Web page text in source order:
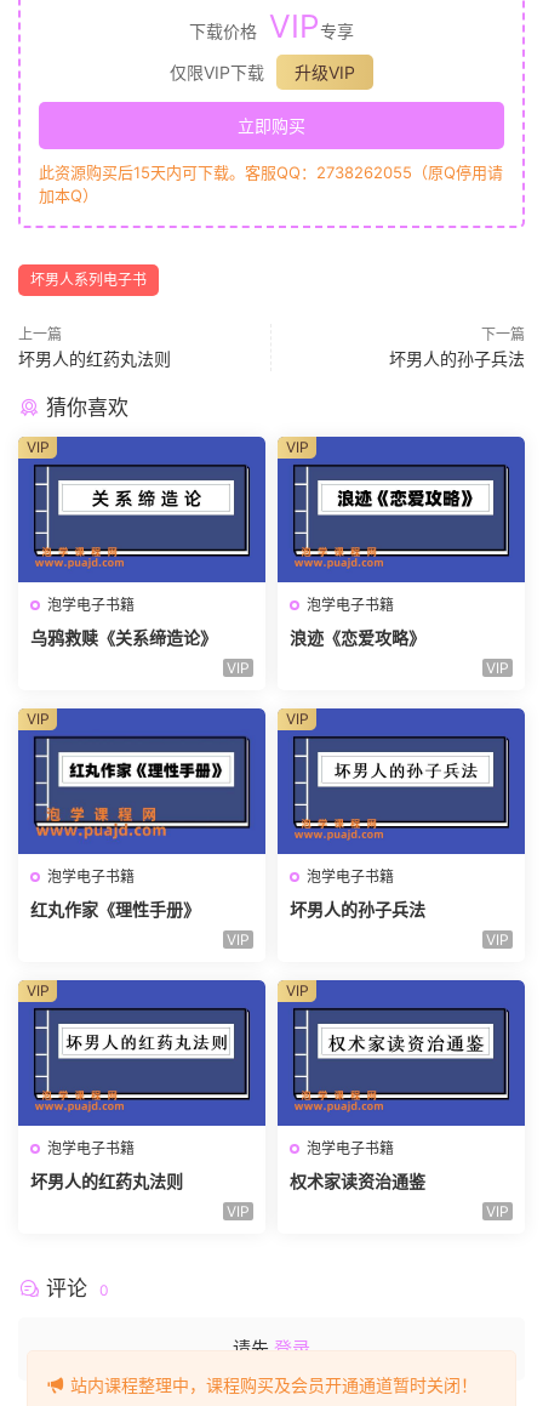
下载价格 VIP专享
仅限VIP下载
升级VIP
立即购买
此资源购买后15天内可下载。客服QQ：2738262055（原Q停用请
加本Q）
坏男人系列电子书
上一篇
坏男人的红药丸法则
下一篇
坏男人的孙子兵法
猜你喜欢
泡学电子书籍
乌鸦救赎《关系缔造论》
VIP
VIP
泡学电子书籍
浪迹《恋爱攻略》
VIP
VIP
泡学电子书籍
红丸作家《理性手册》
VIP
VIP
泡学电子书籍
坏男人的孙子兵法
VIP
VIP
泡学电子书籍
坏男人的红药丸法则
VIP
VIP
泡学电子书籍
权术家读资治通鉴
VIP
VIP
评论 0
请先登录
站内课程整理中，课程购买及会员开通通道暂时关闭！